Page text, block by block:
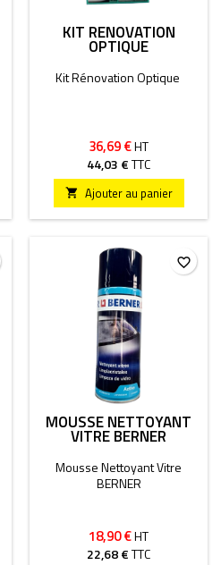
KIT RÉNOVATION
OPTIQUE
Kit Rénovation Optique
36,69 €HT
44,03 €TTC
 Ajouter au panier
MOUSSE NETTOYANT
VITRE BERNER
Mousse Nettoyant Vitre
BERNER
18,90 €HT
22,68 €TTC
favorite_border